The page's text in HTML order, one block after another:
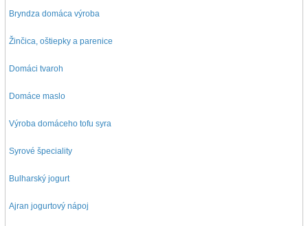
Bryndza domáca výroba
Žinčica, oštiepky a parenice
Domáci tvaroh
Domáce maslo
Výroba domáceho tofu syra
Syrové špeciality
Bulharský jogurt
Ajran jogurtový nápoj